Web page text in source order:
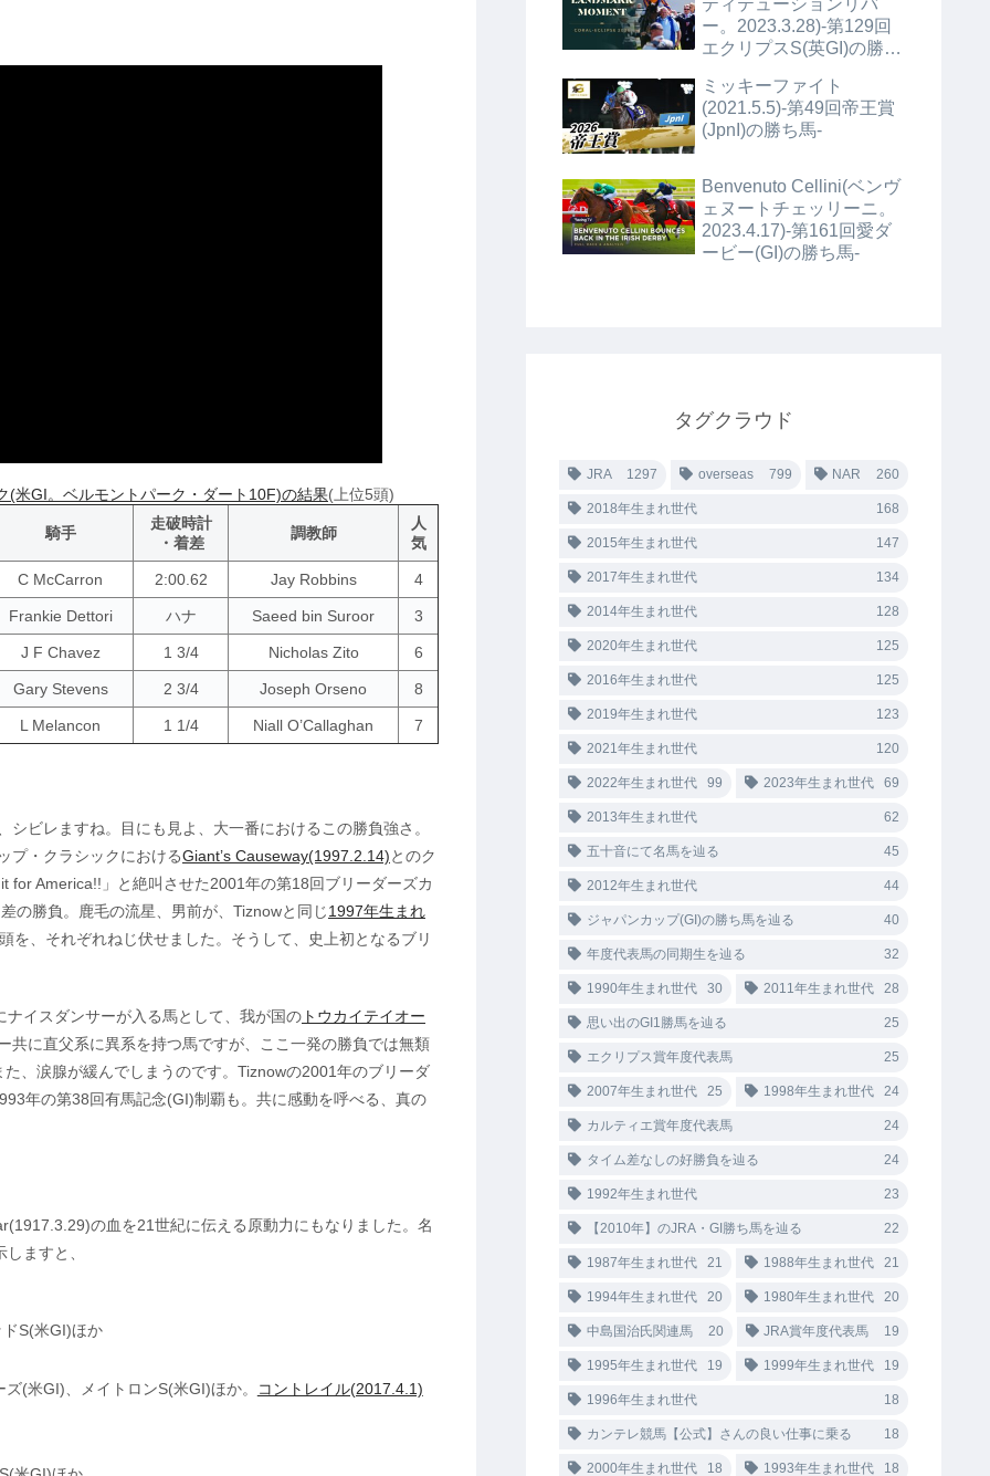
米GI。ベルモントパーク・ダート10F)の結果(上位5頭)
騎手
走破時計
・着差
調教師
人
気
C McCarron 2:00.62 Jay Robbins 4
Frankie Dettori ハナ Saeed bin Suroor 3
J F Chavez 1 3/4 Nicholas Zito 6
Gary Stevens 2 3/4 Joseph Orseno 8
L Melancon 1 1/4 Niall O’Callaghan 7
ビレますね。目にも見よ、大一番におけるこの勝負強さ。
プ・クラシックにおけるGiant’s Causeway(1997.2.14)とのク
for America!!」と絶叫させた2001年の第18回ブリーダーズカ
の勝負。鹿毛の流星、男前が、Tiznowと同じ1997年生まれ
を、それぞれねじ伏せました。そうして、史上初となるブリ
イスダンサーが入る馬として、我が国の トウカイテイオー
共に直父系に異系を持つ馬ですが、ここ一発の勝負では無類
、涙腺が緩んでしまうのです。Tiznowの2001年のブリーダ
年の第38回有馬記念(GI)制覇も。共に感動を呼べる、真の
の血を21世紀に伝える原動力にもなりました。名
ますと、
S(米GI)ほか
(米GI)、メイトロンS(米GI)ほか。 コントレイル(2017.4.1)
ティテューションリバ
ー。2023.3.28)-第129回
エクリプスS(英GI)の勝ち
ミッキーファイト
(2021.5.5)-第49回帝王賞
(JpnI)の勝ち馬-
Benvenuto Cellini(ベンヴ
ェヌートチェッリーニ。
2023.4.17)-第161回愛ダ
ービー(GI)の勝ち馬-
タグクラウド
JRA 1297 overseas 799 NAR 260
2018年生まれ世代 168
2015年生まれ世代 147
2017年生まれ世代 134
2014年生まれ世代 128
2020年生まれ世代 125
2016年生まれ世代 125
2019年生まれ世代 123
2021年生まれ世代 120
2022年生まれ世代 99 2023年生まれ世代 69
2013年生まれ世代 62
五十音にて名馬を辿る 45
2012年生まれ世代 44
ジャパンカップ(GI)の勝ち馬を辿る 40
年度代表馬の同期生を辿る 32
1990年生まれ世代 30 2011年生まれ世代 28
思い出のGI1勝馬を辿る 25
エクリプス賞年度代表馬 25
2007年生まれ世代 25 1998年生まれ世代 24
カルティエ賞年度代表馬 24
タイム差なしの好勝負を辿る 24
1992年生まれ世代 23
【2010年】のJRA・GI勝ち馬を辿る 22
1987年生まれ世代 21 1988年生まれ世代 21
1994年生まれ世代 20 1980年生まれ世代 20
中島国治氏関連馬 20 JRA賞年度代表馬 19
1995年生まれ世代 19 1999年生まれ世代 19
1996年生まれ世代 18
カンテレ競馬【公式】さんの良い仕事に乗る 18
2000年生まれ世代 18 1993年生まれ世代 18